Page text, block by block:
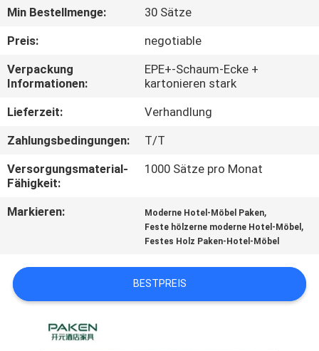
QUALITÄTSKONTROLLE
TRETEN
SIE
MIT
UNS
IN
VERBINDUNG
SIE
EIN
ZITAT
Min Bestellmenge:
30 Sätze
Preis:
negotiable
Verpackung
Informationen:
EPE+-Schaum-Ecke +
kartonieren stark
Lieferzeit:
Verhandlung
Zahlungsbedingungen:
T/T
Versorgungsmaterial-
Fähigkeit:
1000 Sätze pro Monat
Markieren: Moderne Hotel-Möbel Paken,
Feste hölzerne moderne Hotel-Möbel ,
Festes Holz Paken-Hotel-Möbel
BESTPREIS